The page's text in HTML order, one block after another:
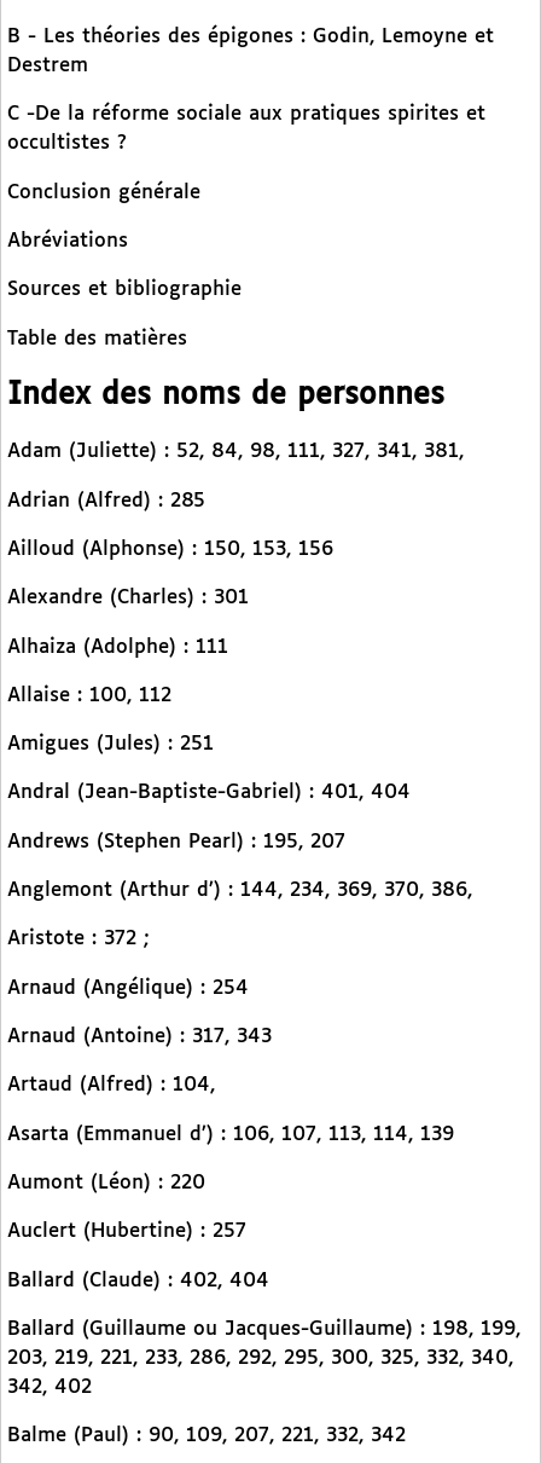
B - Les théories des épigones : Godin, Lemoyne et
Destrem
C -De la réforme sociale aux pratiques spirites et
occultistes ?
Conclusion générale
Abréviations
Sources et bibliographie
Table des matières
Index des noms de personnes
Adam (Juliette) : 52, 84, 98, 111, 327, 341, 381,
Adrian (Alfred) : 285
Ailloud (Alphonse) : 150, 153, 156
Alexandre (Charles) : 301
Alhaiza (Adolphe) : 111
Allaise : 100, 112
Amigues (Jules) : 251
Andral (Jean-Baptiste-Gabriel) : 401, 404
Andrews (Stephen Pearl) : 195, 207
Anglemont (Arthur d’) : 144, 234, 369, 370, 386,
Aristote : 372 ;
Arnaud (Angélique) : 254
Arnaud (Antoine) : 317, 343
Artaud (Alfred) : 104,
Asarta (Emmanuel d’) : 106, 107, 113, 114, 139
Aumont (Léon) : 220
Auclert (Hubertine) : 257
Ballard (Claude) : 402, 404
Ballard (Guillaume ou Jacques-Guillaume) : 198, 199,
203, 219, 221, 233, 286, 292, 295, 300, 325, 332, 340,
342, 402
Balme (Paul) : 90, 109, 207, 221, 332, 342